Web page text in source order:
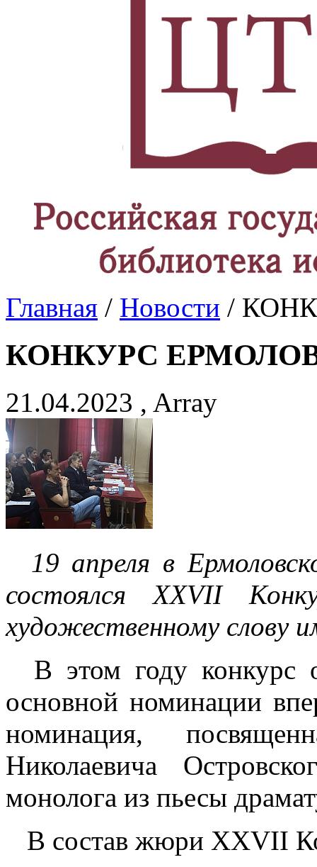
Главная / Новости /
КОНКУРС
21.04.2023 , Array
19 апреля в
состоялся XXVII
художественному слову
В этом году конкурс
основной номинации
номинация,
Николаевича
монолога из пьесы
В состав жюри XXVII